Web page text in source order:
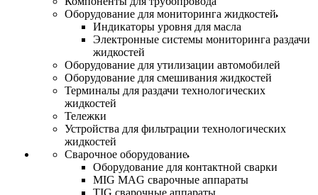
Оборудование для мониторинга жидкостей
Индикаторы уровня для масла
Электронные системы мониторинга раздачи
жидкостей
Оборудование для утилизации автомобилей
Оборудование для смешивания жидкостей
Терминалы для раздачи технологических
жидкостей
Тележки
Устройства для фильтрации технологических
жидкостей
Сварочное оборудование
Оборудование для контактной сварки
MIG MAG сварочные аппараты